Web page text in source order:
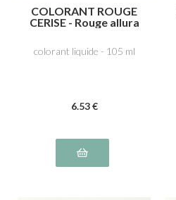
COLORANT ROUGE
CERISE - Rouge allura
colorant liquide - 105 ml
6.53 €